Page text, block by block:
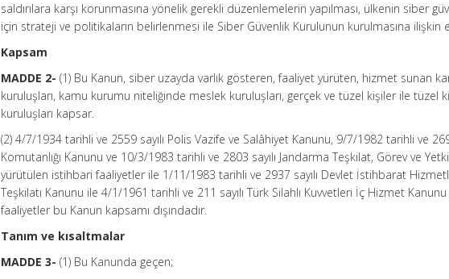
saldırılara karşı korunmasına yönelik gerekli düzenlemelerin yapılması, ülkenin siber
için strateji ve politikaların belirlenmesi ile Siber Güvenlik Kurulunun kurulmasına ilişkin
Kapsam
MADDE 2-(1) Bu Kanun, siber uzayda varlık gösteren, faaliyet yürüten, hizmet sunan
kuruluşları, kamu kurumu niteliğinde meslek kuruluşları, gerçek ve tüzel kişiler ile tüzel
kuruluşları kapsar.
(2) 4/7/1934 tarihli ve 2559 sayılı Polis Vazife ve Salâhiyet Kanunu, 9/7/1982 tarihli ve
Komutanlığı Kanunu ve 10/3/1983 tarihli ve 2803 sayılı Jandarma Teşkilat, Görev ve
yürütülen istihbari faaliyetler ile 1/11/1983 tarihli ve 2937 sayılı Devlet İstihbarat
Teşkilatı Kanunu ile 4/1/1961 tarihli ve 211 sayılı Türk Silahlı Kuvvetleri İç Hizmet
faaliyetler bu Kanun kapsamı dışındadır.
Tanım ve kısaltmalar
MADDE 3-(1) Bu Kanunda geçen;